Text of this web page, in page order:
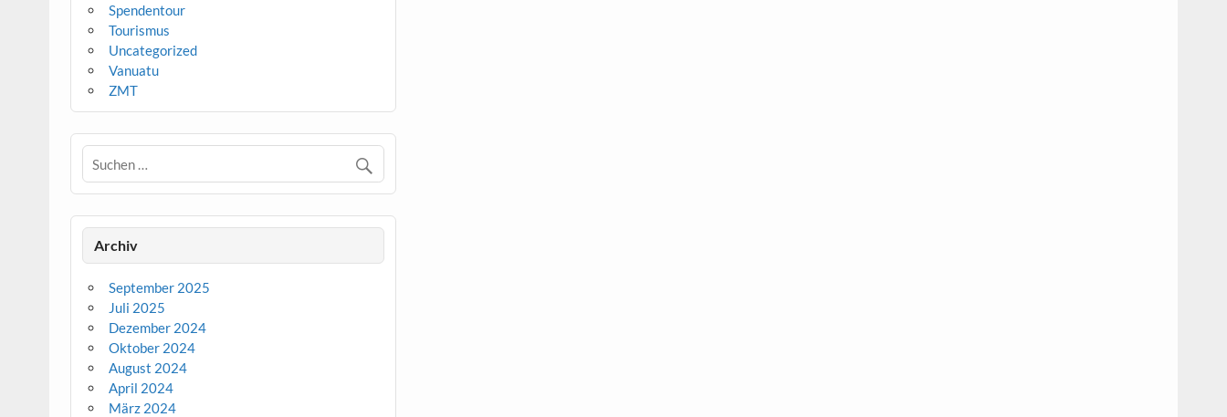
Spendentour
Tourismus
Uncategorized
Vanuatu
ZMT
Archiv
September 2025
Juli 2025
Dezember 2024
Oktober 2024
August 2024
April 2024
März 2024